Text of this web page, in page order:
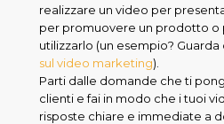
realizzare un video per
per promuovere un prodotto o
utilizzarlo (un esempio? Guarda
sul video marketing).
Parti dalle domande che ti
clienti e fai in modo che i tuoi
risposte chiare e immediate a